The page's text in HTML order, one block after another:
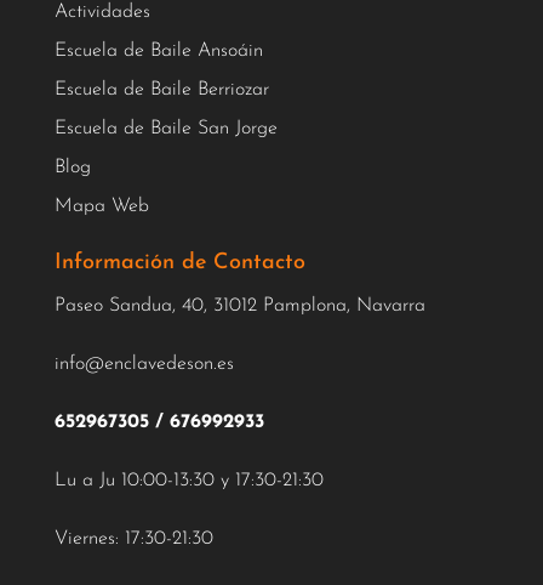
Actividades
Escuela de Baile Ansoáin
Escuela de Baile Berriozar
Escuela de Baile San Jorge
Blog
Mapa Web
Información de Contacto
Paseo Sandua, 40, 31012 Pamplona, Navarra
info@enclavedeson.es
652967305/ 676992933
Lu a Ju 10:00-13:30 y 17:30-21:30
Viernes: 17:30-21:30